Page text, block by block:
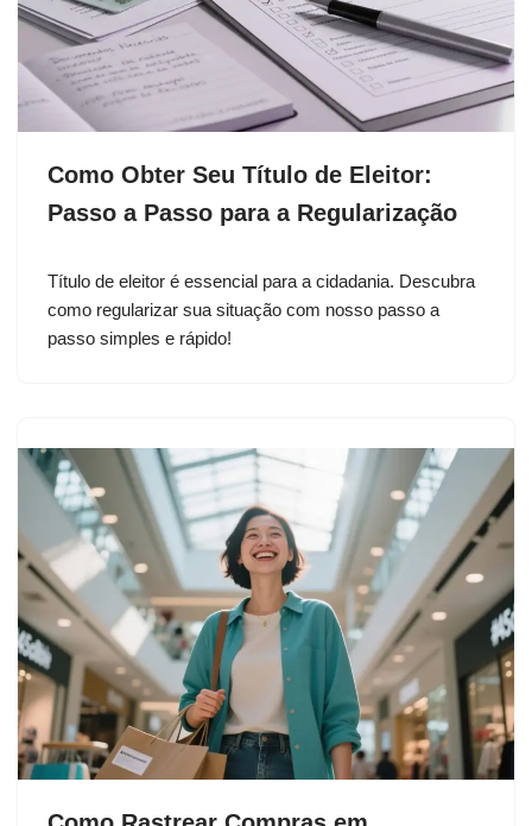
Como Obter Seu Título de Eleitor:
Passo a Passo para a Regularização
Título de eleitor é essencial para a cidadania. Descubra
como regularizar sua situação com nosso passo a
passo simples e rápido!